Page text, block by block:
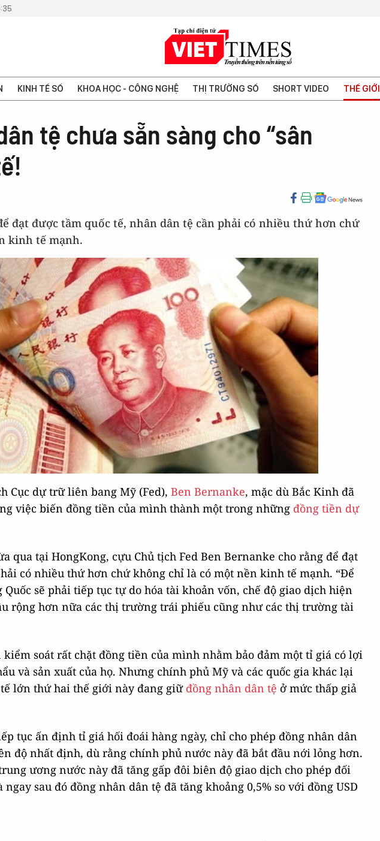
KINH TẾ SỐ KHOA HỌC - CÔNG NGHỆ THỊ TRƯỜNG SỐ SHORT VIDEO THẾ GIỚI
tệ chưa sẵn sàng cho “sân
đạt được tầm quốc tế, nhân dân tệ cần phải có nhiều thứ hơn chứ
kinh tế mạnh.
Cục dự trữ liên bang Mỹ (Fed), Ben Bernanke, mặc dù Bắc Kinh đã
việc biến đồng tiền của mình thành một trong những đồng tiền dự
qua tại HongKong, cựu Chủ tịch Fed Ben Bernanke cho rằng để đạt
có nhiều thứ hơn chứ không chỉ là có một nền kinh tế mạnh. “Để
sẽ phải tiếp tục tự do hóa tài khoản vốn, chế độ giao dịch hiện
rộng hơn nữa các thị trường trái phiếu cũng như các thị trường tài
kiểm soát rất chặt đồng tiền của mình nhằm bảo đảm một tỉ giá có lợi
và sản xuất của họ. Nhưng chính phủ Mỹ và các quốc gia khác lại
lớn thứ hai thế giới này đang giữ đồng nhân dân tệ ở mức thấp giả
tục ấn định tỉ giá hối đoái hàng ngày, chỉ cho phép đồng nhân dân
độ nhất định, dù rằng chính phủ nước này đã bắt đầu nới lỏng hơn.
ương nước này đã tăng gấp đôi biên độ giao dịch cho phép đối
sau đó đồng nhân dân tệ đã tăng khoảng 0,5% so với đồng USD